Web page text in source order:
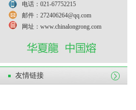
电话：021-67752215
邮件：272406264@qq.com
网址：www.chinalongrong.com
友情链接